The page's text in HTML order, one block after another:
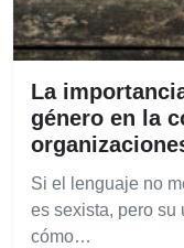
La
género en la
Si el lenguaje no
es sexista, pero
cómo…